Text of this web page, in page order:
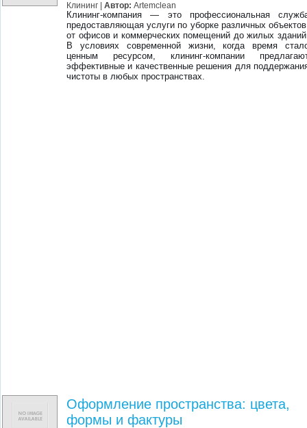
Клининг |Автор: Artemclean
Клининг-компания — это профессиональная
предоставляющая услуги по уборке различных
от офисов и коммерческих помещений до жилых
В условиях современной жизни, когда время
ценным ресурсом, клининг-компании
эффективные и качественные решения для
чистоты в любых пространствах.
Оформление пространства: цвета,
формы и фактуры